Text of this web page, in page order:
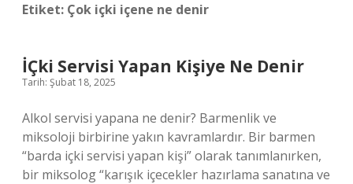
Etiket: Çok içki içene ne denir
İÇki Servisi Yapan Kişiye Ne Denir
Tarih: Şubat 18, 2025
Alkol servisi yapana ne denir? Barmenlik ve
miksoloji birbirine yakın kavramlardır. Bir barmen
“barda içki servisi yapan kişi” olarak tanımlanırken,
bir miksolog “karışık içecekler hazırlama sanatına ve